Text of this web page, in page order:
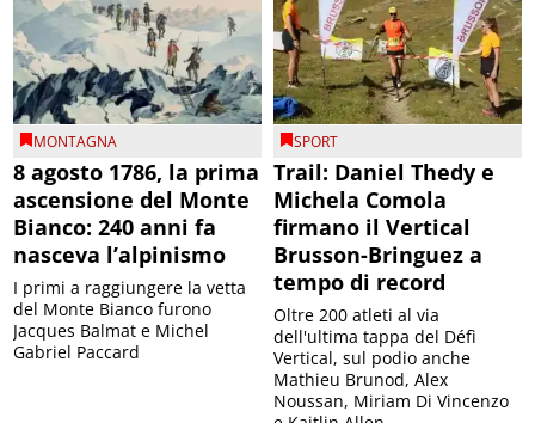
MONTAGNA
8 agosto 1786, la prima
ascensione del Monte
Bianco: 240 anni fa
nasceva l’alpinismo
I primi a raggiungere la vetta
del Monte Bianco furono
Jacques Balmat e Michel
Gabriel Paccard
SPORT
Trail: Daniel Thedy e
Michela Comola
firmano il Vertical
Brusson-Bringuez a
tempo di record
Oltre 200 atleti al via
dell'ultima tappa del Défì
Vertical, sul podio anche
Mathieu Brunod, Alex
Noussan, Miriam Di Vincenzo